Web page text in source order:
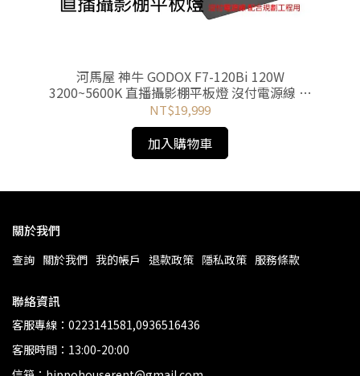
河馬屋 神牛 GODOX F7-120Bi 120W
3200~5600K 直播攝影棚平板燈 沒付電源線 規
劃工程用
NT$19,999
加入購物車
關於我們
查詢 關於我們 我的帳戶 退款政策 隱私政策 服務條款
聯絡資訊
客服專線：0223141581,0936516436
客服時間：13:00-20:00